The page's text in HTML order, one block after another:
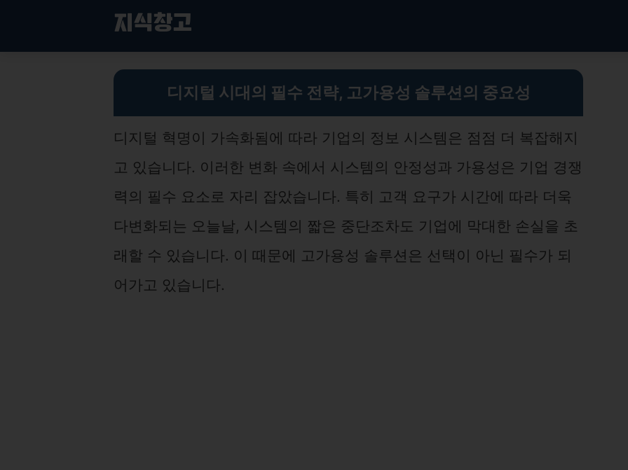
지식창고
디지털 시대의 필수 전략, 고가용성 솔루션의 중요성
디지털 혁명이 가속화됨에 따라 기업의 정보 시스템은 점점 더 복잡해지
고 있습니다. 이러한 변화 속에서 시스템의 안정성과 가용성은 기업 경쟁
력의 필수 요소로 자리 잡았습니다. 특히 고객 요구가 시간에 따라 더욱
다변화되는 오늘날, 시스템의 짧은 중단조차도 기업에 막대한 손실을 초
래할 수 있습니다. 이 때문에 고가용성 솔루션은 선택이 아닌 필수가 되
어가고 있습니다.